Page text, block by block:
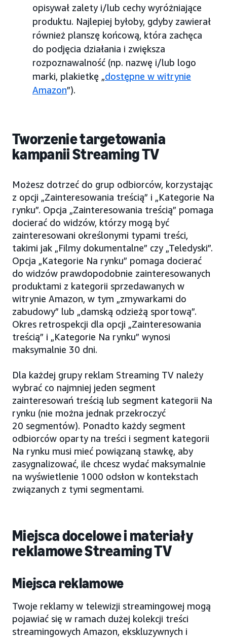
opisywał zalety i/lub cechy wyróżniające
produktu. Najlepiej byłoby, gdyby zawierał
również planszę końcową, która zachęca
do podjęcia działania i zwiększa
rozpoznawalność (np. nazwę i/lub logo
marki, plakietkę „dostępne w witrynie
Amazon”).
Tworzenie targetowania
kampanii Streaming TV
Możesz dotrzeć do grup odbiorców, korzystając
z opcji „Zainteresowania treścią” i „Kategorie Na
rynku”. Opcja „Zainteresowania treścią” pomaga
docierać do widzów, którzy mogą być
zainteresowani określonymi typami treści,
takimi jak „Filmy dokumentalne” czy „Teledyski”.
Opcja „Kategorie Na rynku” pomaga docierać
do widzów prawdopodobnie zainteresowanych
produktami z kategorii sprzedawanych w
witrynie Amazon, w tym „zmywarkami do
zabudowy” lub „damską odzieżą sportową”.
Okres retrospekcji dla opcji „Zainteresowania
treścią” i „Kategorie Na rynku” wynosi
maksymalnie 30 dni.
Dla każdej grupy reklam Streaming TV należy
wybrać co najmniej jeden segment
zainteresowań treścią lub segment kategorii Na
rynku (nie można jednak przekroczyć
20 segmentów). Ponadto każdy segment
odbiorców oparty na treści i segment kategorii
Na rynku musi mieć powiązaną stawkę, aby
zasygnalizować, ile chcesz wydać maksymalnie
na wyświetlenie 1000 odsłon w kontekstach
związanych z tymi segmentami.
Miejsca docelowe i materiały
reklamowe Streaming TV
Miejsca reklamowe
Twoje reklamy w telewizji streamingowej mogą
pojawiać się w ramach dużej kolekcji treści
streamingowych Amazon, ekskluzywnych i